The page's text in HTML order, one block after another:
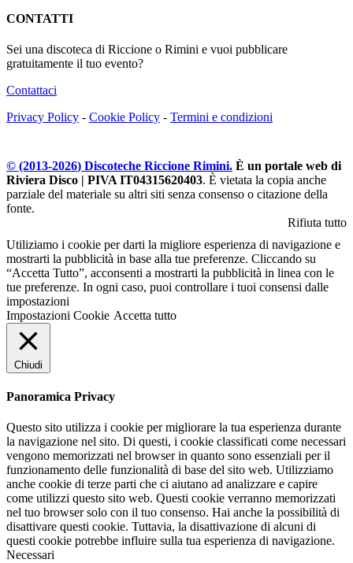
CONTATTI
Sei una discoteca di Riccione o Rimini e vuoi pubblicare
gratuitamente il tuo evento?
Contattaci
Privacy Policy - Cookie Policy - Termini e condizioni
© (2013-2026) Discoteche Riccione Rimini. È un portale web di
Riviera Disco | PIVA IT04315620403. È vietata la copia anche
parziale del materiale su altri siti senza consenso o citazione della
fonte.
Rifiuta tutto
Utiliziamo i cookie per darti la migliore esperienza di navigazione e
mostrarti la pubblicità in base alla tue preferenze. Cliccando su
“Accetta Tutto”, acconsenti a mostrarti la pubblicità in linea con le
tue preferenze. In ogni caso, puoi controllare i tuoi consensi dalle
impostazioni
Impostazioni Cookie Accetta tutto
Chiudi
Panoramica Privacy
Questo sito utilizza i cookie per migliorare la tua esperienza durante
la navigazione nel sito. Di questi, i cookie classificati come necessari
vengono memorizzati nel browser in quanto sono essenziali per il
funzionamento delle funzionalità di base del sito web. Utilizziamo
anche cookie di terze parti che ci aiutano ad analizzare e capire
come utilizzi questo sito web. Questi cookie verranno memorizzati
nel tuo browser solo con il tuo consenso. Hai anche la possibilità di
disattivare questi cookie. Tuttavia, la disattivazione di alcuni di
questi cookie potrebbe influire sulla tua esperienza di navigazione.
Necessari